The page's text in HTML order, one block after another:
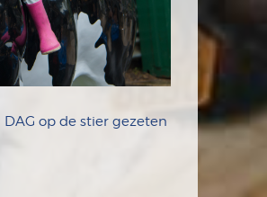
op de stier gezeten